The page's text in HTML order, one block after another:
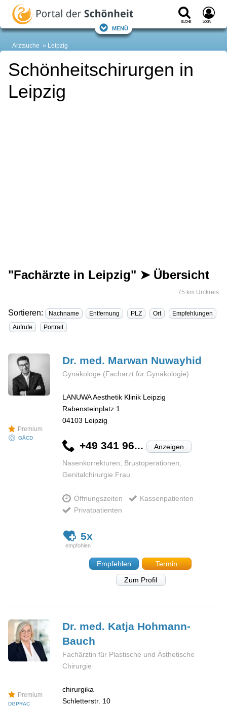
Suche Login
Menü
Arztsuche Leipzig
Schönheitschirurgen in
Leipzig
"Fachärzte in Leipzig" ➤ Übersicht
75 km Umkreis
Sortieren: Nachname Entfernung PLZ Ort
Empfehlungen
Aufrufe
Portrait
Premium
GÄCD
Dr. med. Marwan Nuwayhid
Gynäkologe (Facharzt für Gynäkologie)
LANUWA Aesthetik Klinik Leipzig
Rabensteinplatz 1
04103 Leipzig
+49 341 96... Anzeigen
Nasenkorrekturen, Brustoperationen,
Genitalchirurgie Frau
Öffnungszeiten
Kassenpatienten
Privatpatienten
5x
Empfehlen
Termin
Zum Profil
Premium
DGPRÄC
Dr. med. Katja Hohmann-
Bauch
Fachärztin für Plastische und Ästhetische
Chirurgie
chirurgika
Schletterstr. 10